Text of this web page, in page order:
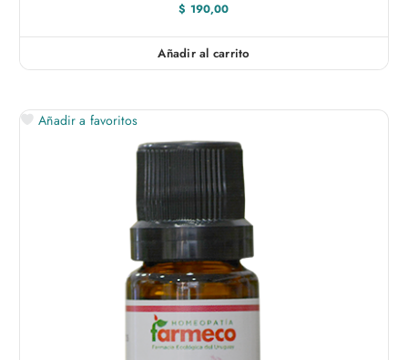
$ 190,00
Añadir al carrito
Añadir a favoritos